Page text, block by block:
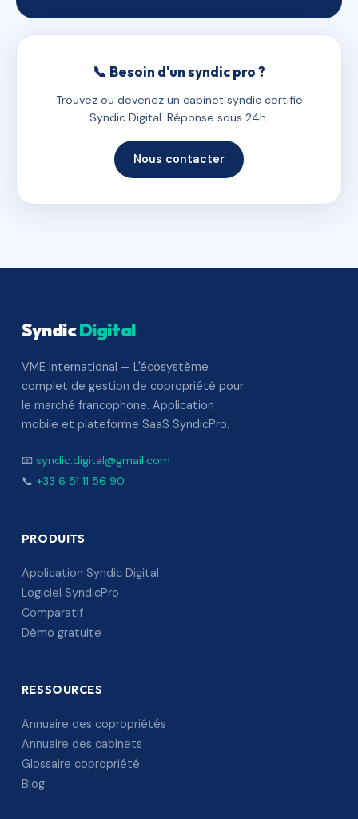
📞 Besoin d'un syndic pro ?
Trouvez ou devenez un cabinet syndic certifié
Syndic Digital. Réponse sous 24h.
Nous contacter
SyndicDigital
VME International — L'écosystème
complet de gestion de copropriété pour
le marché francophone. Application
mobile et plateforme SaaS SyndicPro.
📧 syndic.digital@gmail.com
📞 +33 6 51 11 56 90
PRODUITS
Application Syndic Digital
Logiciel SyndicPro
Comparatif
Démo gratuite
RESSOURCES
Annuaire des copropriétés
Annuaire des cabinets
Glossaire copropriété
Blog